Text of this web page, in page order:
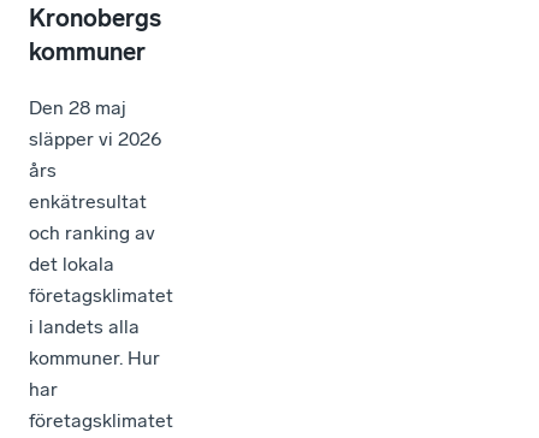
Kronobergs
kommuner
Den 28 maj
släpper vi 2026
års
enkätresultat
och ranking av
det lokala
företagsklimatet
i landets alla
kommuner. Hur
har
företagsklimatet